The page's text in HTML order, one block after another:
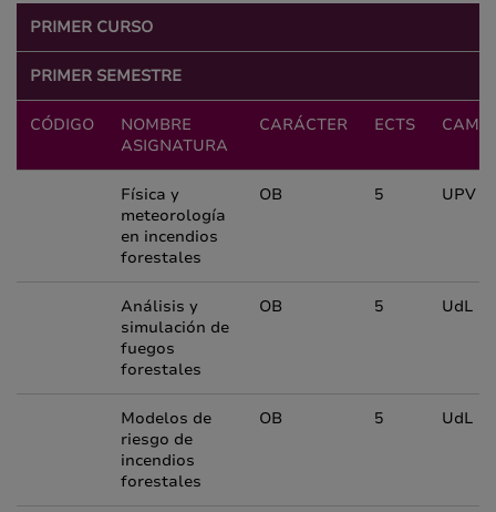
PRIMER CURSO
PRIMER SEMESTRE
CÓDIGO
NOMBRE
ASIGNATURA
CARÁCTER ECTS
Física y
meteorología
en incendios
forestales
OB 5 UPV
Análisis y
simulación de
fuegos
forestales
OB 5 UdL
Modelos de
riesgo de
incendios
forestales
OB 5 UdL